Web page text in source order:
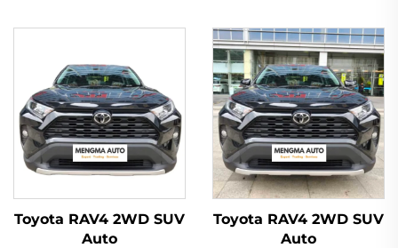
Automatikgetriebe,
Turbo-Motor,
Linkslenkung, R19-
Reifen, Stoffsitze,
Versandfertig
Toyota RAV4 2WD SUV
Auto
Toyota RAV4 2WD SUV
Auto